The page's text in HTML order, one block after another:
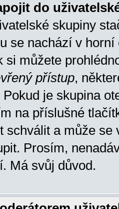
do
skupiny
se nachází v horní
si můžete
přístup,
je skupina
na příslušné
schválit a může se
Prosím,
Má svůj důvod.